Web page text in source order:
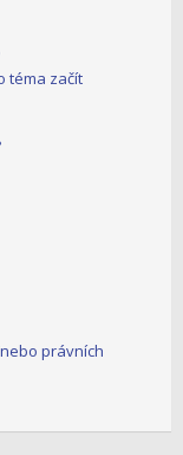
téma začít
právních